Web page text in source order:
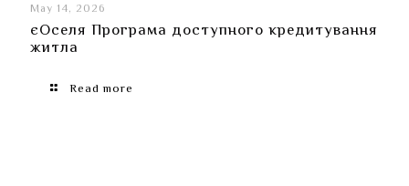
May 14, 2026
єОселя Програма доступного кредитування
житла
Read more